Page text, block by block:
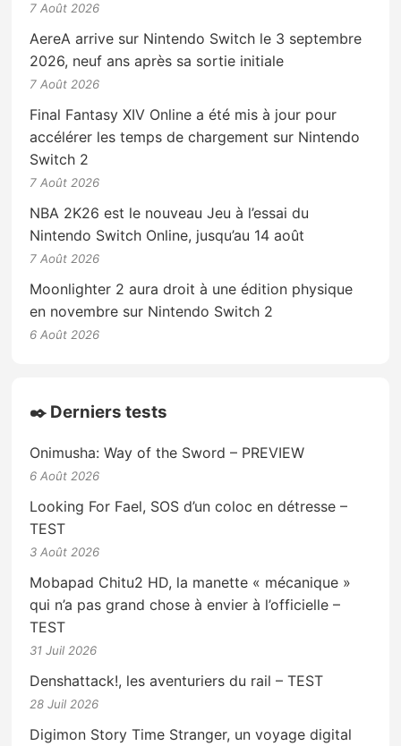
7 Août 2026
AereA arrive sur Nintendo Switch le 3 septembre
2026, neuf ans après sa sortie initiale
7 Août 2026
Final Fantasy XIV Online a été mis à jour pour
accélérer les temps de chargement sur Nintendo
Switch 2
7 Août 2026
NBA 2K26 est le nouveau Jeu à l’essai du
Nintendo Switch Online, jusqu’au 14 août
7 Août 2026
Moonlighter 2 aura droit à une édition physique
en novembre sur Nintendo Switch 2
6 Août 2026
✒️ Derniers tests
Onimusha: Way of the Sword – PREVIEW
6 Août 2026
Looking For Fael, SOS d’un coloc en détresse –
TEST
3 Août 2026
Mobapad Chitu2 HD, la manette « mécanique »
qui n’a pas grand chose à envier à l’officielle –
TEST
31 Juil 2026
Denshattack!, les aventuriers du rail – TEST
28 Juil 2026
Digimon Story Time Stranger, un voyage digital